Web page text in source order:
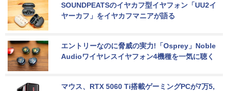
SOUNDPEATSのイヤカフ型イヤフォン「UU2イ
ヤーカフ」をイヤカフマニアが語る
エントリーなのに脅威の実力!「Osprey」Noble
Audioワイヤレスイヤフォン4機種を一気に聴く
マウス、RTX 5060 Ti搭載ゲーミングPCが7万5,